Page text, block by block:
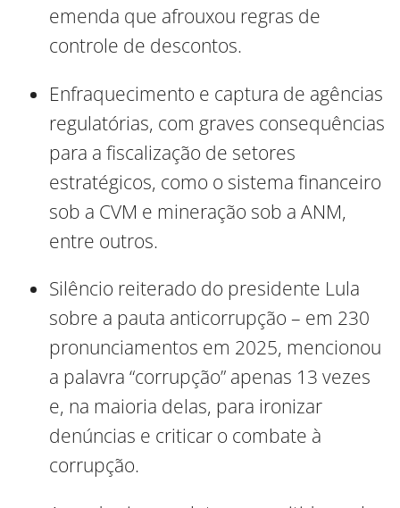
emenda que afrouxou regras de
controle de descontos.
Enfraquecimento e captura de agências
regulatórias, com graves consequências
para a fiscalização de setores
estratégicos, como o sistema financeiro
sob a CVM e mineração sob a ANM,
entre outros.
Silêncio reiterado do presidente Lula
sobre a pauta anticorrupção – em 230
pronunciamentos em 2025, mencionou
a palavra “corrupção” apenas 13 vezes
e, na maioria delas, para ironizar
denúncias e criticar o combate à
corrupção.